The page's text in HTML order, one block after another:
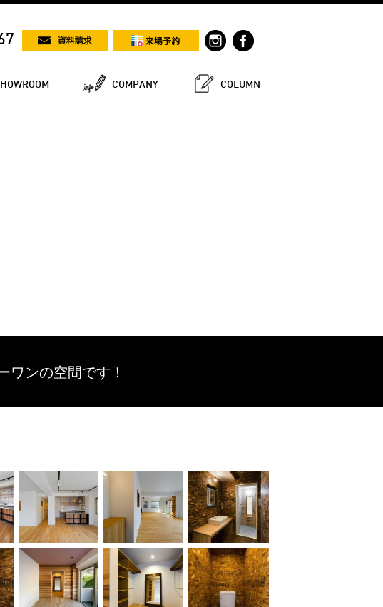
COMPANY COLUMN
ワンの空間です！